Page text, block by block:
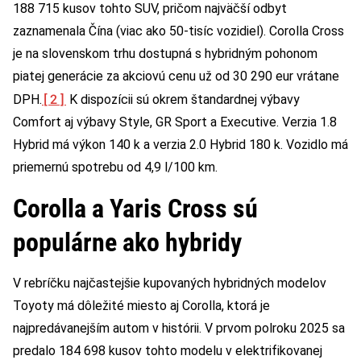
188 715 kusov tohto SUV, pričom najväčší odbyt
zaznamenala Čína (viac ako 50-tisíc vozidiel). Corolla Cross
je na slovenskom trhu dostupná s hybridným pohonom
piatej generácie za akciovú cenu už od 30 290 eur vrátane
DPH. [2] K dispozícii sú okrem štandardnej výbavy
Comfort aj výbavy Style, GR Sport a Executive. Verzia 1.8
Hybrid má výkon 140 k a verzia 2.0 Hybrid 180 k. Vozidlo má
priemernú spotrebu od 4,9 l/100 km.
Corolla a Yaris Cross sú
populárne ako hybridy
V rebríčku najčastejšie kupovaných hybridných modelov
Toyoty má dôležité miesto aj Corolla, ktorá je
najpredávanejším autom v histórii. V prvom polroku 2025 sa
predalo 184 698 kusov tohto modelu v elektrifikovanej